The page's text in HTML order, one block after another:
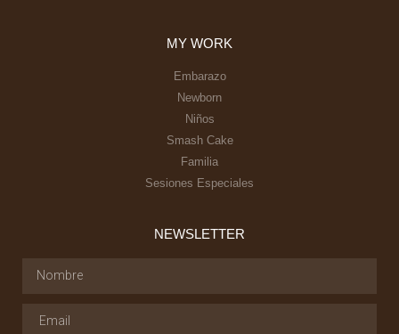
MY WORK
Embarazo
Newborn
Niños
Smash Cake
Familia
Sesiones Especiales
NEWSLETTER